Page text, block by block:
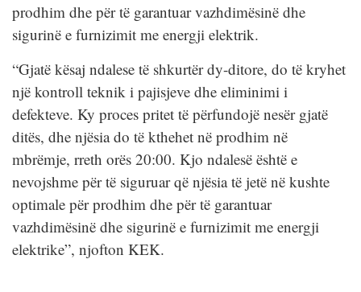
prodhim dhe për të garantuar vazhdimësinë dhe
sigurinë e furnizimit me energji elektrik.
“Gjatë kësaj ndalese të shkurtër dy-ditore, do të kryhet
një kontroll teknik i pajisjeve dhe eliminimi i
defekteve. Ky proces pritet të përfundojë nesër gjatë
ditës, dhe njësia do të kthehet në prodhim në
mbrëmje, rreth orës 20:00. Kjo ndalesë është e
nevojshme për të siguruar që njësia të jetë në kushte
optimale për prodhim dhe për të garantuar
vazhdimësinë dhe sigurinë e furnizimit me energji
elektrike”, njofton KEK.